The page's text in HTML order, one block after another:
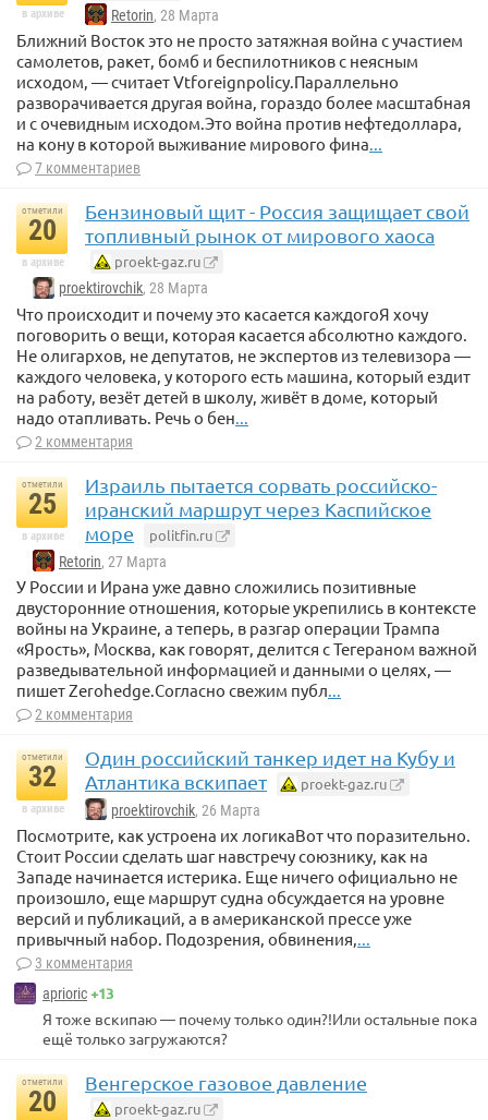
в архиве Retorin, 28 Марта
Ближний Восток это не просто затяжная война с участием
самолетов, ракет, бомб и беспилотников с неясным
исходом, — считает Vtforeignpolicy.Параллельно
разворачивается другая война, гораздо более масштабная
и с очевидным исходом.Это война против нефтедоллара,
на кону в которой выживание мирового фина...
7 комментариев
отметили
20
в архиве
Бензиновый щит - Россия защищает свой
топливный рынок от мирового хаоса
proekt-gaz.ru
proektirovchik, 28 Марта
Что происходит и почему это касается каждогоЯ хочу
поговорить о вещи, которая касается абсолютно каждого.
Не олигархов, не депутатов, не экспертов из телевизора —
каждого человека, у которого есть машина, который ездит
на работу, везёт детей в школу, живёт в доме, который
надо отапливать. Речь о бен
2 комментария
отметили
25
в архиве
Израиль пытается сорвать российско-
иранский маршрут через Каспийское
море
politfin.ru
Retorin, 27 Марта
У России и Ирана уже давно сложились позитивные
двусторонние отношения, которые укрепились в контексте
войны на Украине, а теперь, в разгар операции Трампа
«Ярость», Москва, как говорят, делится с Тегераном важной
разведывательной информацией и данными о целях, —
пишет Zerohedge.Согласно свежим публ...
2 комментария
отметили
32
в архиве
Один российский танкер идет на Кубу и
Атлантика вскипает
proekt-gaz.ru
proektirovchik, 26 Марта
Посмотрите, как устроена их логикаВот что поразительно.
Стоит России сделать шаг навстречу союзнику, как на
Западе начинается истерика. Еще ничего официально не
произошло, еще маршрут судна обсуждается на уровне
версий и публикаций, а в американской прессе уже
привычный набор. Подозрения, обвинения,...
3 комментария
aprioric+13
Я тоже вскипаю — почему только один?!Или остальные пока
ещё только загружаются?
отметили
20
Венгерское газовое давление
proekt-gaz.ru